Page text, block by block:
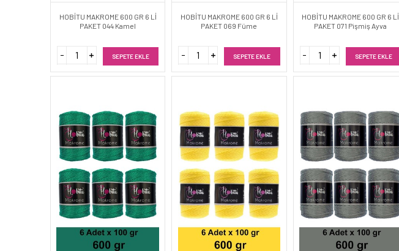
HOBİTU MAKROME 600 GR 6 Lİ
PAKET 044 Kamel
SEPETE EKLE
HOBİTU MAKROME 600 GR 6 Lİ
PAKET 069 Füme
SEPETE EKLE
HOBİTU MAKROME 600 GR 6 Lİ
PAKET 071 Pişmiş Ayva
SEPETE EKLE